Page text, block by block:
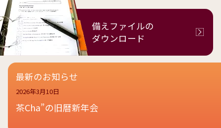
備えファイルの
ダウンロード
最新のお知らせ
2026年3月10日
茶Cha”の旧暦新年会